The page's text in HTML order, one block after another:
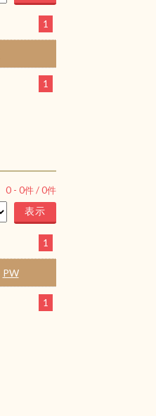
1
1
0 - 0件 /0件
1
PW
1